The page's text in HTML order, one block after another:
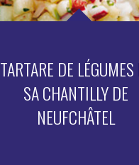
TARTARE DE LÉGUMES
SA CHANTILLY DE
NEUFCHÂTEL